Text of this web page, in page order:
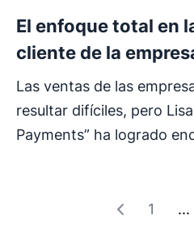
El enfoque total en
cliente de la
Las ventas de las
resultar difíciles, pero
Payments” ha logrado
1 ...